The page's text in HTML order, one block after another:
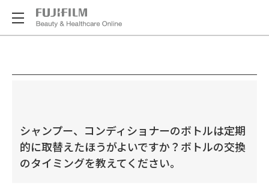
シャンプー、コンディショナーのボトルは定期
的に取替えたほうがよいですか？ボトルの交換
のタイミングを教えてください。